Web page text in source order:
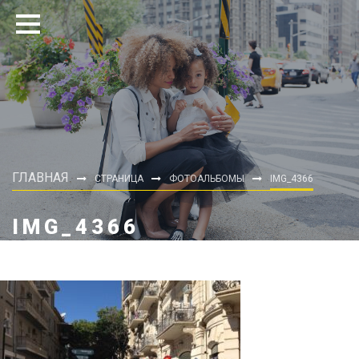
ГЛАВНАЯ СТРАНИЦА ФОТОАЛЬБОМЫ IMG_4366
IMG_4366